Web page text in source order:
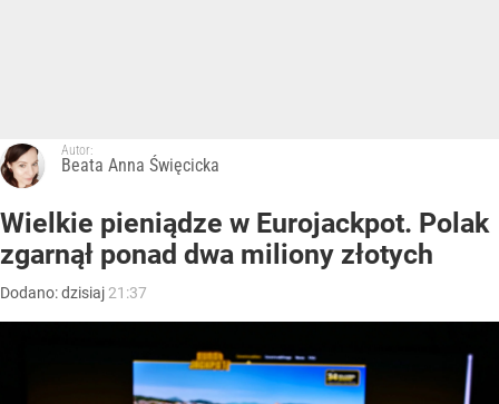
Autor:
Beata Anna Święcicka
Wielkie pieniądze w Eurojackpot. Polak
zgarnął ponad dwa miliony złotych
Dodano:dzisiaj 21:37